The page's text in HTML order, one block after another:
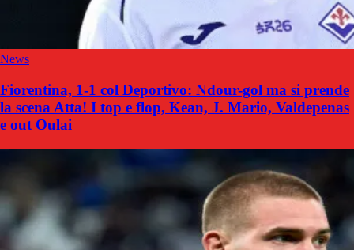
News
Fiorentina, 1-1 col Deportivo: Ndour-gol ma si prende
la scena Atta! I top e flop, Kean, J. Mario, Valdepenas
e out Oulai